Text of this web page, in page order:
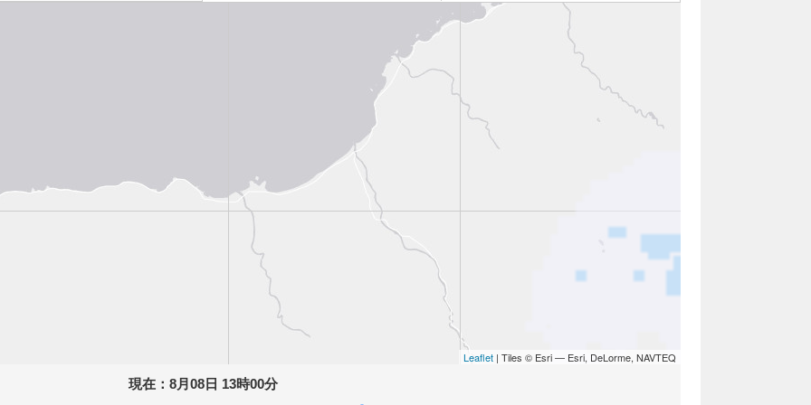
Leaflet | Tiles © Esri — Esri, DeLorme, NAVTEQ
現在： 8月08日 13時00分